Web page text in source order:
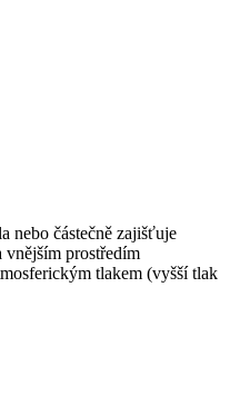
nebo částečně zajišťuje
prostředím
tlakem (vyšší tlak